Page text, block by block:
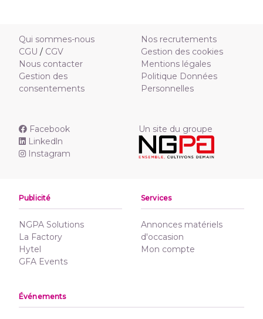
Qui sommes-nous
CGU / CGV
Nous contacter
Gestion des
consentements
Nos recrutements
Gestion des cookies
Mentions légales
Politique Données
Personnelles
Facebook
Linkedln
Instagram
Un site du groupe
Publicité
NGPA Solutions
La Factory
Hytel
GFA Events
Services
Annonces matériels
d'occasion
Mon compte
Événements